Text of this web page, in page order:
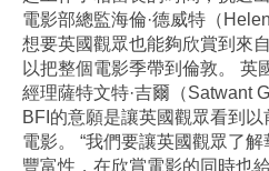
電影部總監海倫·德威特（
想要英國觀眾也能夠欣賞到來
以把整個電影季帶到倫敦。 英
經理薩特文特·吉爾（Satwant
BFI的意願是讓英國觀眾看到
電影。 “我們要讓英國觀眾了
豐富性，在欣賞電影的同時也